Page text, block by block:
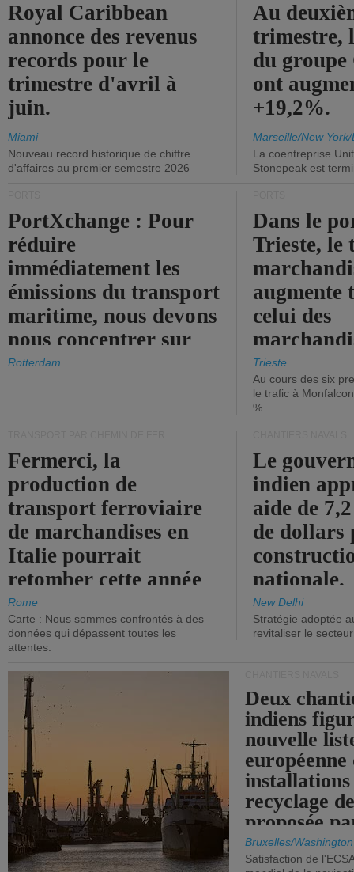
Royal Caribbean
annonce des revenus
records pour le
trimestre d'avril à
juin.
Miami
Nouveau record historique de chiffre
d'affaires au premier semestre 2026
Au
trimestre,
du
ont
+19,2%.
Marseille/New
La coentreprise
Stonepeak est
PortXchange : Pour
réduire
immédiatement les
émissions du transport
maritime, nous devons
nous concentrer sur
les ports.
Rotterdam
Dans le
Trieste, le
augmente
celui des
diminue.
Trieste
Au cours des six
le trafic à
%.
Fermerci, la
production de
transport ferroviaire
de marchandises en
Italie pourrait
retomber cette année
aux niveaux de 2015.
Rome
Carte : Nous sommes confrontés à des
données qui dépassent toutes les
attentes.
Le
indien
aide de
de dollars
nationale.
New Delhi
Stratégie adoptée
revitaliser le secteur
Deux
indiens
nouvelle
européenne
installations
recyclage
proposée
Bruxelles/Washington
Satisfaction de